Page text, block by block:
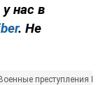
нас в
. Не
преступления